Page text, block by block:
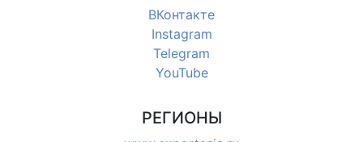
ВКонтакте
Instagram
Telegram
YouTube
РЕГИОНЫ